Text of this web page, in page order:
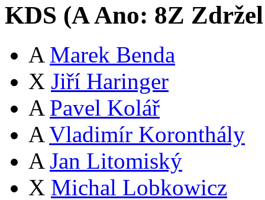
KDS (AAno: 8Z
A Marek Benda
X Jiří Haringer
A Pavel Kolář
A Vladimír Koronthály
A Jan Litomiský
X Michal Lobkowicz